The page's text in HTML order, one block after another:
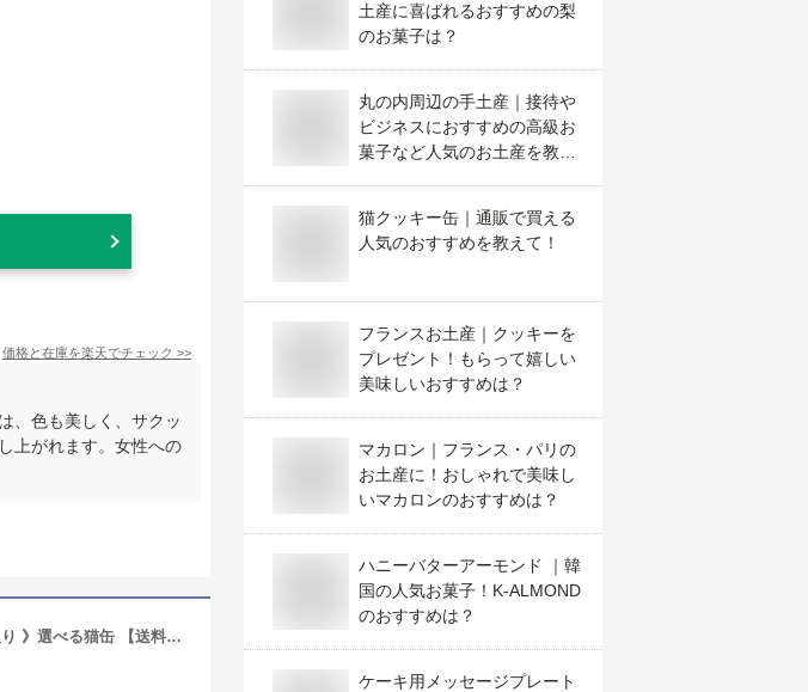
価格と在庫を楽天でチェック >>
、色も美しく、サクッ
上がれます。女性への
ホワイトデーにもオススメ！ DADACA 公式《CACAOCAT缶 ミックス 8個入り 》選べる猫缶 【送料無料】北海道 プレミアム チョコレート お菓子 スイーツ 手土産 チョコ ギフト ねこ オシャレ かわいい 猫 プレゼント ご褒美
土産に喜ばれるおすすめの梨
のお菓子は？
丸の内周辺の手土産｜接待や
ビジネスにおすすめの高級お
菓子など人気のお土産を教え
猫クッキー缶｜通販で買える
人気のおすすめを教えて！
フランスお土産｜クッキーを
プレゼント！もらって嬉しい
美味しいおすすめは？
マカロン｜フランス・パリの
お土産に！おしゃれで美味し
いマカロンのおすすめは？
ハニーバターアーモンド ｜韓
国の人気お菓子！K-ALMOND
のおすすめは？
ケーキ用メッセージプレート